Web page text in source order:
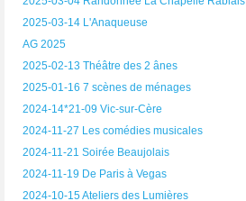
2025-03-14 L'Anaqueuse
AG 2025
2025-02-13 Théâtre des 2 ânes
2025-01-16 7 scènes de ménages
2024-14*21-09 Vic-sur-Cère
2024-11-27 Les comédies musicales
2024-11-21 Soirée Beaujolais
2024-11-19 De Paris à Vegas
2024-10-15 Ateliers des Lumières